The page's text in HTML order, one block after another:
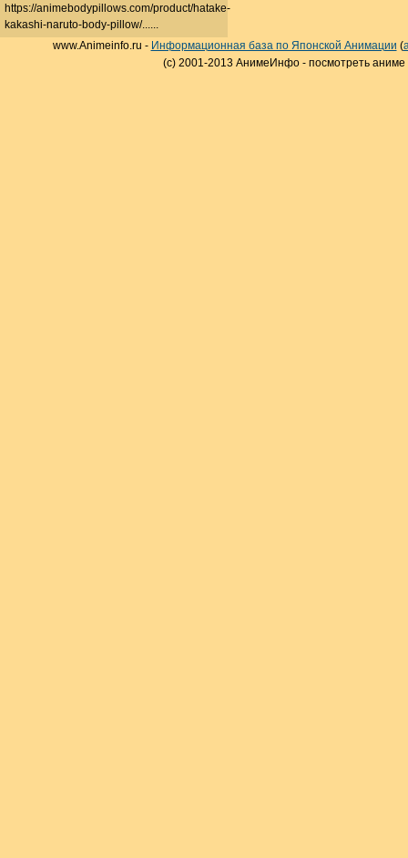
https://animebodypillows.com/product/hatake-
kakashi-naruto-body-pillow/......
www.Animeinfo.ru - Информационная база по Японской Анимации (
(c) 2001-2013 АнимеИнфо - посмотреть аниме